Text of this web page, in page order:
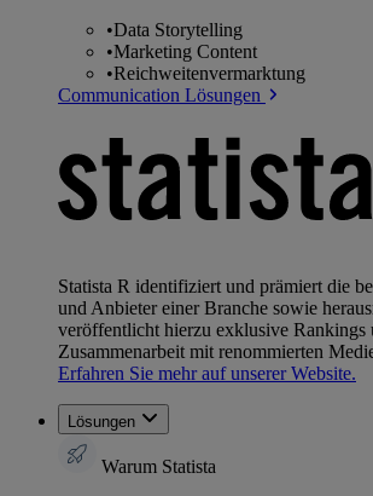
•Data Storytelling
•Marketing Content
•Reichweitenvermarktung
Communication Lösungen
Statista R identifiziert und prämiert die
und Anbieter einer Branche sowie
veröffentlicht hierzu exklusive Rankings
Zusammenarbeit mit renommierten
Erfahren Sie mehr auf unserer Website.
Lösungen
Warum Statista